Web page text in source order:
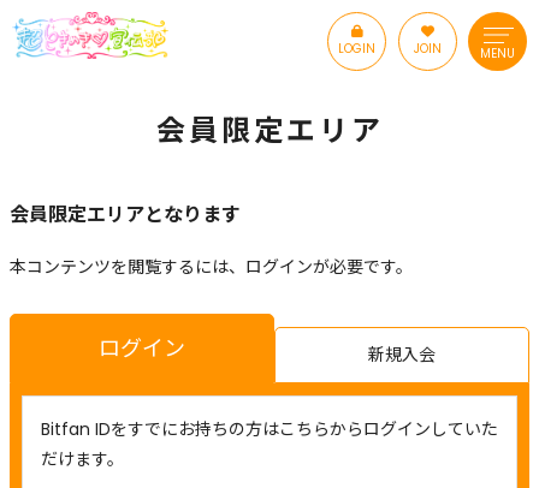
LOGIN JOIN MENU
会員限定エリア
会員限定エリアとなります
本コンテンツを閲覧するには、ログインが必要です。
ログイン 新規入会
Bitfan IDをすでにお持ちの方はこちらからログインしていた
だけます。